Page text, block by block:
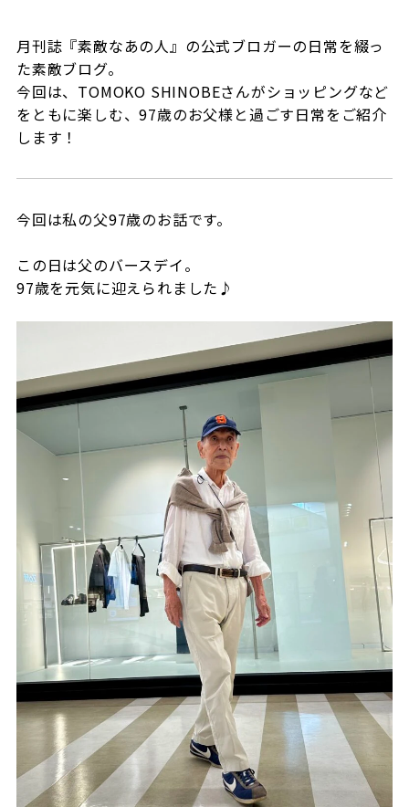
月刊誌『素敵なあの人』の公式ブロガーの日常を綴っ
た素敵ブログ。
今回は、TOMOKO SHINOBEさんがショッピングなど
をともに楽しむ、97歳のお父様と過ごす日常をご紹介
します！
今回は私の父97歳のお話です。
この日は父のバースデイ。
97歳を元気に迎えられました♪